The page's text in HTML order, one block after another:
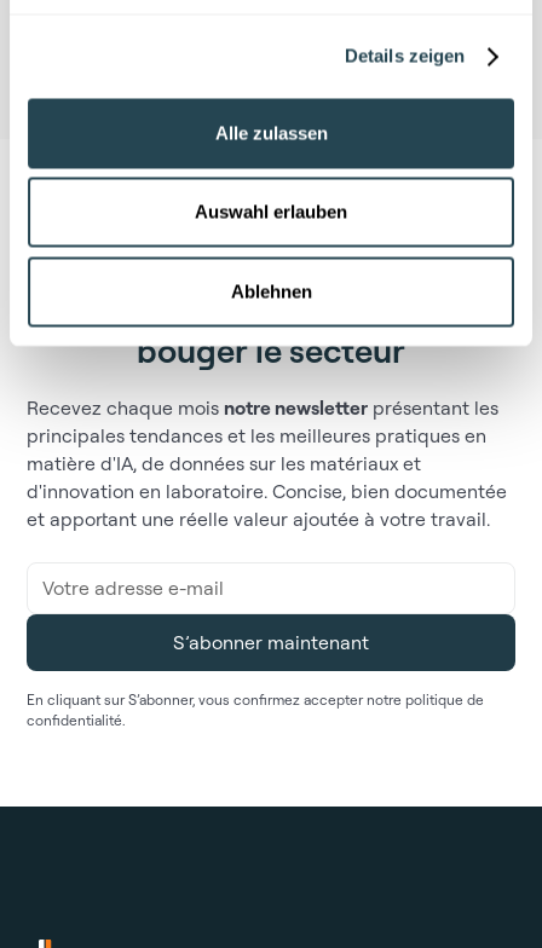
Details zeigen
Alle zulassen
Auswahl erlauben
Ablehnen
Ne manquez pas ce qui fait
bouger le secteur
Recevez chaque mois notre newsletter présentant les
principales tendances et les meilleures pratiques en
matière d'IA, de données sur les matériaux et
d'innovation en laboratoire. Concise, bien documentée
et apportant une réelle valeur ajoutée à votre travail.
En cliquant sur S’abonner, vous confirmez accepter notre politique de
confidentialité.